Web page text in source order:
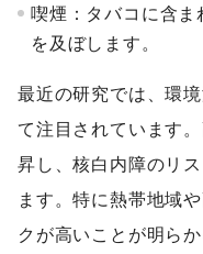
喫煙：タバコに含
を及ぼします。
最近の研究では、環
て注目されています
昇し、核白内障のリ
ます。特に熱帯地域
クが高いことが明ら